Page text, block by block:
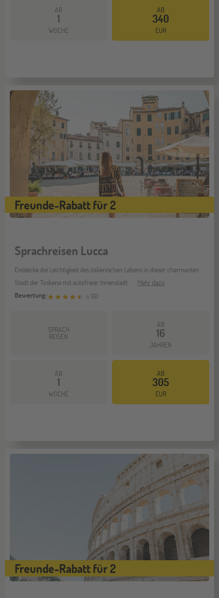
AB
1
WOCHE
AB
340
EUR
Freunde-Rabatt für 2
Sprachreisen Lucca
Entdecke die Leichtigkeit des italienischen Lebens in dieser charmanten
Stadt der Toskana mit autofreier Innenstadt.
Mehr dazu
Bewertung:
(6)
SPRACH
REISEN
AB
16
JAHREN
AB
1
WOCHE
AB
305
EUR
Freunde-Rabatt für 2